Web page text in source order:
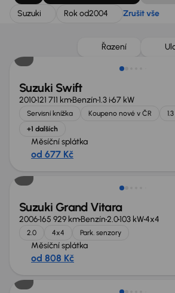
Suzuki
Rok od2004 Zrušit vše
Řazení
Suzuki Swift
2010121 711 kmBenzín1.3 i67 kW
Servisní knížka Koupeno nové v ČR
+1 dalších
Měsíční splátka
od 677 Kč
Suzuki Grand Vitara
2006165 929 kmBenzín2.0103 kW4x4
2.0 4x4 Park. senzory
Měsíční splátka
od 808 Kč
Možnost odpočtu DPH